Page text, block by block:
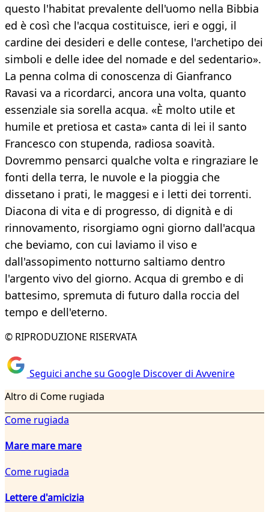
questo l'habitat prevalente dell'uomo nella Bibbia
ed è così che l'acqua costituisce, ieri e oggi, il
cardine dei desideri e delle contese, l'archetipo dei
simboli e delle idee del nomade e del sedentario».
La penna colma di conoscenza di Gianfranco
Ravasi va a ricordarci, ancora una volta, quanto
essenziale sia sorella acqua. «È molto utile et
humile et pretiosa et casta» canta di lei il santo
Francesco con stupenda, radiosa soavità.
Dovremmo pensarci qualche volta e ringraziare le
fonti della terra, le nuvole e la pioggia che
dissetano i prati, le maggesi e i letti dei torrenti.
Diacona di vita e di progresso, di dignità e di
rinnovamento, risorgiamo ogni giorno dall'acqua
che beviamo, con cui laviamo il viso e
dall'assopimento notturno saltiamo dentro
l'argento vivo del giorno. Acqua di grembo e di
battesimo, spremuta di futuro dalla roccia del
tempo e dell'eterno.
© RIPRODUZIONE RISERVATA
Seguici anche su Google Discover di Avvenire
Altro di Come rugiada
Come rugiada
Mare mare mare
Come rugiada
Lettere d'amicizia